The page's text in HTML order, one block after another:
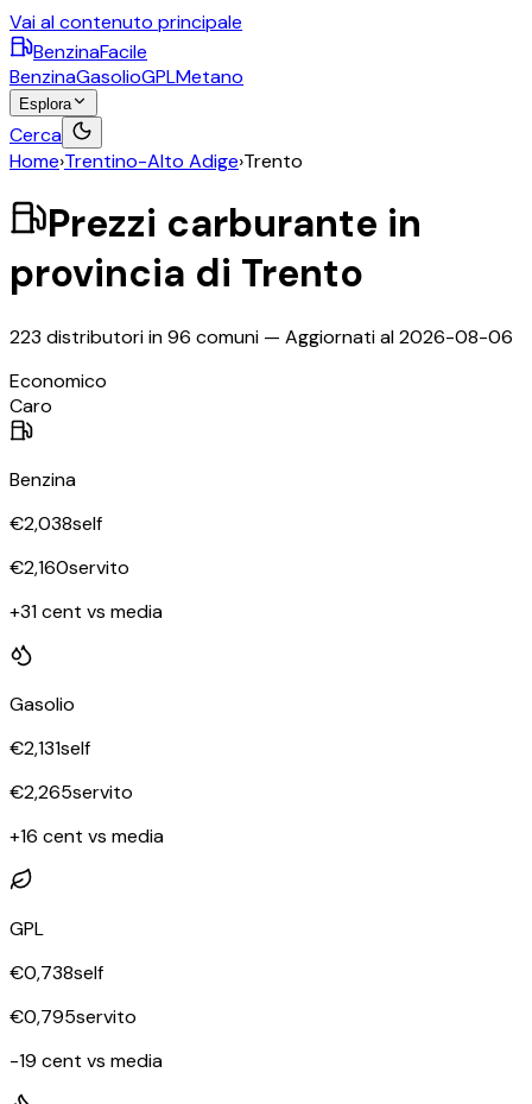
Vai al contenuto principale
BenzinaFacile
BenzinaGasolioGPLMetano
Esplora
Cerca
Home›Trentino-Alto Adige›Trento
Prezzi carburante in
provincia di Trento
223 distributori in96 comuni — Aggiornati al2026-08-06
Economico
Caro
Benzina
€2,038self
€2,160servito
+31 cent vs media
Gasolio
€2,131self
€2,265servito
+16 cent vs media
GPL
€0,738self
€0,795servito
-19 cent vs media